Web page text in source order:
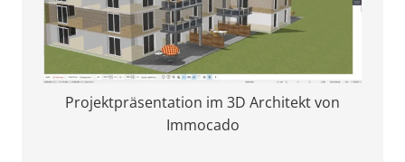
Projektpräsentation im 3D Architekt von
Immocado